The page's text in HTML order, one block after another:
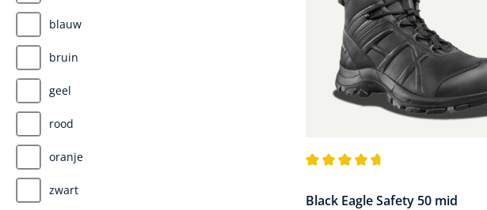
blauw
bruin
geel
rood
oranje
zwart
Black Eagle Safety 50 mid